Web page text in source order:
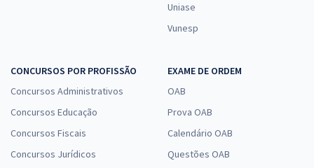
Uniase
Vunesp
CONCURSOS POR PROFISSÃO
Concursos Administrativos
Concursos Educação
Concursos Fiscais
Concursos Jurídicos
EXAME DE ORDEM
OAB
Prova OAB
Calendário OAB
Questões OAB